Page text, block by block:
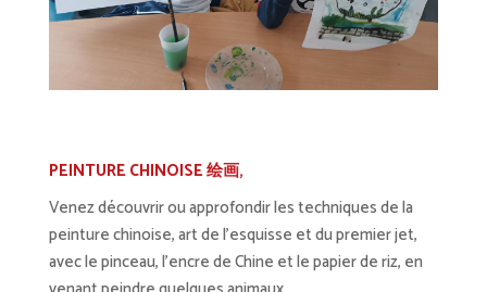
PEINTURE CHINOISE 绘画,
Venez découvrir ou approfondir les techniques de la
peinture chinoise, art de l’esquisse et du premier jet,
avec le pinceau, l’encre de Chine et le papier de riz, en